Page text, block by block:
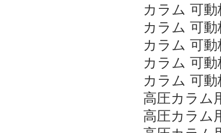
カラム 可
カラム 可
カラム 可
カラム 可
カラム 可
高圧カラム
高圧カラム